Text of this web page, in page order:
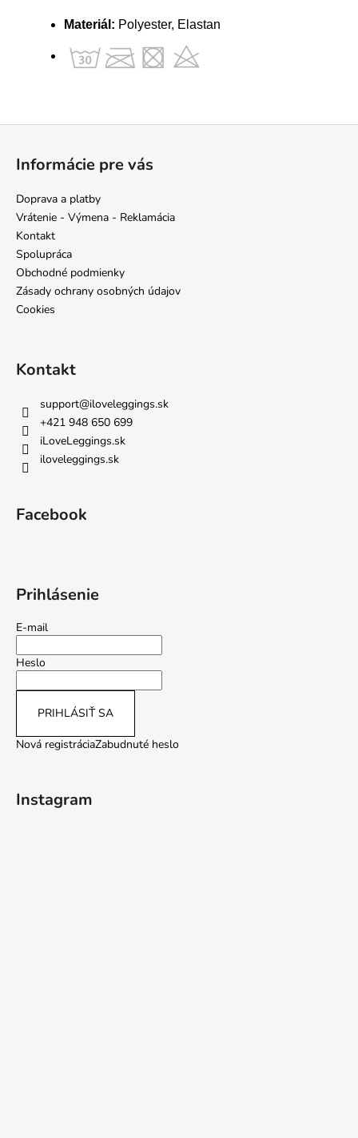
Materiál: Polyester, Elastan
Informácie pre vás
Doprava a platby
Vrátenie - Výmena - Reklamácia
Kontakt
Spolupráca
Obchodné podmienky
Zásady ochrany osobných údajov
Cookies
Kontakt
support@iloveleggings.sk
+421 948 650 699
iLoveLeggings.sk
iloveleggings.sk
Facebook
Prihlásenie
E-mail
Heslo
PRIHLÁSIŤ SA
Nová registráciaZabudnuté heslo
Instagram